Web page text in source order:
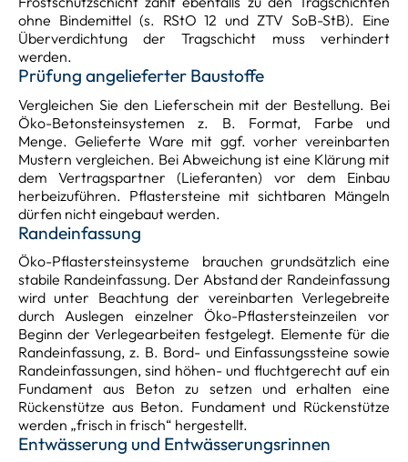
ohne Bindemittel (s. RStO 12 und ZTV SoB-StB). Eine
Überverdichtung der Tragschicht muss verhindert
werden.
Prüfung angelieferter Baustoffe
Vergleichen Sie den Lieferschein mit der Bestellung. Bei
Öko-Betonsteinsystemen z. B. Format, Farbe und
Menge. Gelieferte Ware mit ggf. vorher vereinbarten
Mustern vergleichen. Bei Abweichung ist eine Klärung mit
dem Vertragspartner (Lieferanten) vor dem Einbau
herbeizuführen. Pflastersteine mit sichtbaren Mängeln
dürfen nicht eingebaut werden.
Randeinfassung
Öko-Pflastersteinsysteme brauchen grundsätzlich eine
stabile Randeinfassung. Der Abstand der Randeinfassung
wird unter Beachtung der vereinbarten Verlegebreite
durch Auslegen einzelner Öko-Pflastersteinzeilen vor
Beginn der Verlegearbeiten festgelegt. Elemente für die
Randeinfassung, z. B. Bord- und Einfassungssteine sowie
Randeinfassungen, sind höhen- und fluchtgerecht auf ein
Fundament aus Beton zu setzen und erhalten eine
Rückenstütze aus Beton. Fundament und Rückenstütze
werden „frisch in frisch“ hergestellt.
Entwässerung und Entwässerungsrinnen